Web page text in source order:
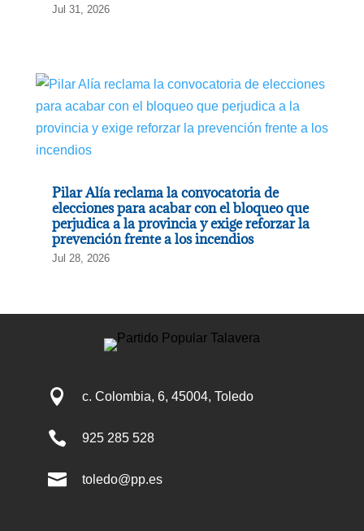
Jul 31, 2026
Pilar Alía reclama la convocatoria de
elecciones para acabar con el bloqueo que
perjudica a la provincia y exige reforzar la
prevención frente a los incendios
Jul 28, 2026
 c. Colombia, 6, 45004, Toledo
 925 285 528
 toledo@pp.es